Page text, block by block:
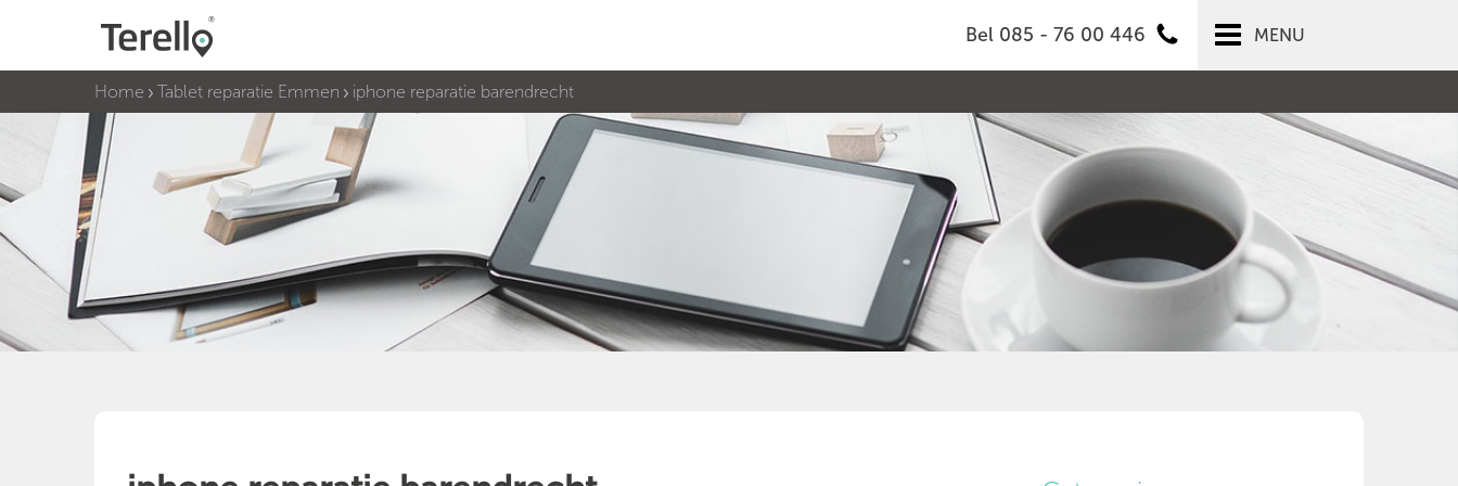
Bel 085 - 76 00 446 MENU
Home Tablet reparatie Emmen iphone reparatie barendrecht